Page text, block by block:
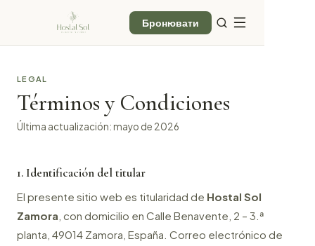
Бронювати
LEGAL
Términos y Condiciones
Última actualización: mayo de 2026
1. Identificación del titular
El presente sitio web es titularidad de Hostal Sol
Zamora , con domicilio en Calle Benavente, 2 – 3.ª
planta, 49014 Zamora, España. Correo electrónico de